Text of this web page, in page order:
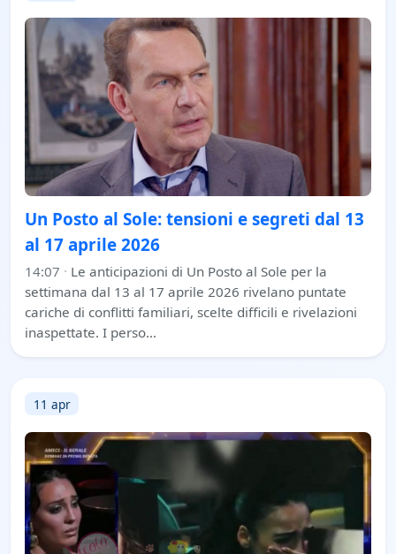
Un Posto al Sole: tensioni e segreti dal 13
al 17 aprile 2026
14:07 · Le anticipazioni di Un Posto al Sole per la
settimana dal 13 al 17 aprile 2026 rivelano puntate
cariche di conflitti familiari, scelte difficili e rivelazioni
inaspettate. I perso…
11 apr